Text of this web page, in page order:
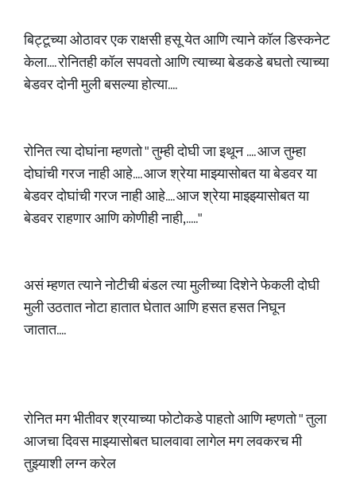
बिट्टूच्या ओठावर एक राक्षसी हसू येत आणि त्याने कॉल डिस्कनेट
केला.... रोनितही कॉल सपवतो आणि त्याच्या बेडकडे बघतो त्याच्या
बेडवर दोनी मुली बसल्या होत्या....
रोनित त्या दोघांना म्हणतो " तुम्ही दोघी जा इथून .... आज तुम्हा
दोघांची गरज नाही आहे.... आज श्रेया माझ्यासोबत या बेडवर या
बेडवर दोघांची गरज नाही आहे.... आज श्रेया माझ्झ्यासोबत या
बेडवर राहणार आणि कोणीही नाही,....."
असं म्हणत त्याने नोटीची बंडल त्या मुलीच्या दिशेने फेकली दोघी
मुली उठतात नोटा हातात घेतात आणि हसत हसत निघून
जातात....
रोनित मग भीतीवर श्रयाच्या फोटोकडे पाहतो आणि म्हणतो " तुला
आजचा दिवस माझ्यासोबत घालवावा लागेल मग लवकरच मी
तुझ्याशी लग्न करेल